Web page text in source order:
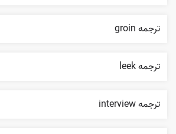
ترجمه groin
ترجمه leek
ترجمه interview